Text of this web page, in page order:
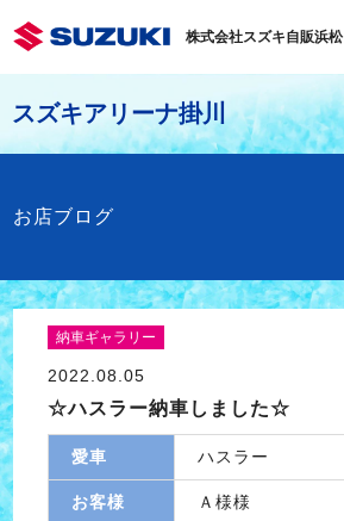
株式会社スズキ自販浜松
スズキアリーナ掛川
お店ブログ
納車ギャラリー
2022.08.05
☆ハスラー納車しました☆
愛車 ハスラー
お客様 Ａ様様